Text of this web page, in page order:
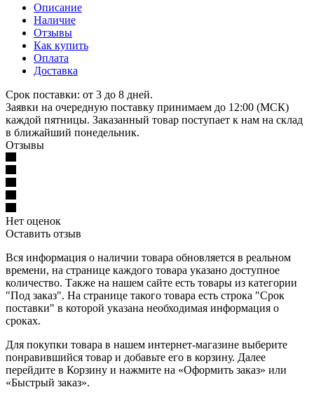
Описание
Наличие
Отзывы
Как купить
Оплата
Доставка
Срок поставки: от 3 до 8 дней.
Заявки на очередную поставку принимаем до 12:00 (МСК)
каждой пятницы. Заказанный товар поступает к нам на склад
в ближайший понедельник.
Отзывы
Нет оценок
Оставить отзыв
Вся информация о наличии товара обновляется в реальном
времени, на странице каждого товара указано доступное
количество. Также на нашем сайте есть товары из категории
"Под заказ". На странице такого товара есть строка "Срок
поставки" в которой указана необходимая информация о
сроках.
Для покупки товара в нашем интернет-магазине выберите
понравившийся товар и добавьте его в корзину. Далее
перейдите в Корзину и нажмите на «Оформить заказ» или
«Быстрый заказ».